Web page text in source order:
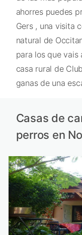
ahorres puedes
Gers , una visita
natural de
para los que vais
casa rural de
ganas de una
Casas de
perros en